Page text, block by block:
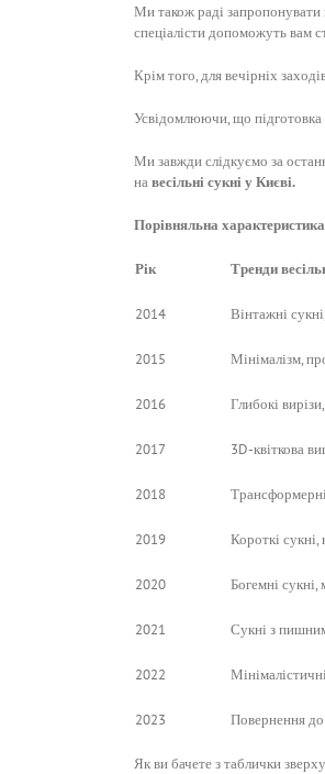
Ми також раді запропонувати
спеціалісти допоможуть вам
Крім того, для вечірніх
Усвідомлюючи, що
Ми завжди слідкуємо за
навесільні сукні у Києві.
Порівняльна характеристика
Рік Тренди
2014 Вінтажні
2015 Мінімалізм,
2016 Глибокі
2017 3D-квіткова
2018
2019 Короткі сукні,
2020 Богемні сукні,
2021 Сукні з
2022
2023 Повернення до
Як ви бачете з таблички